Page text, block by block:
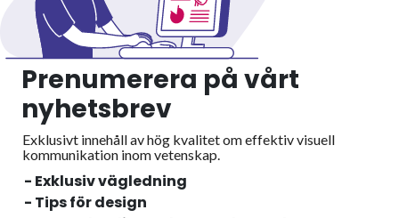
Prenumerera på vårt
nyhetsbrev
Exklusivt innehåll av hög kvalitet om effektiv visuell
kommunikation inom vetenskap.
- Exklusiv vägledning
- Tips för design